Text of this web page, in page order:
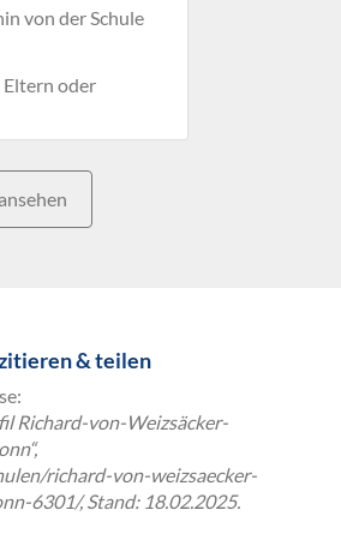
von der Schule
Eltern oder
& teilen
Richard-von-Weizsäcker-
richard-von-weizsaecker-
6301/, Stand: 18.02.2025.